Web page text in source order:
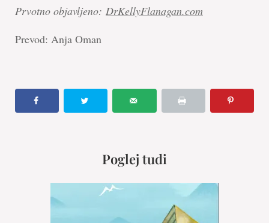
Prvotno objavljeno: DrKellyFlanagan.com
Prevod: Anja Oman
Poglej tudi